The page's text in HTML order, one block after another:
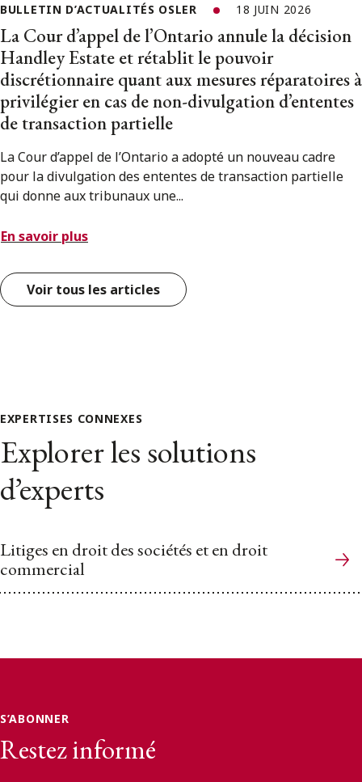
BULLETIN D’ACTUALITÉS OSLER 18 JUIN 2026
La Cour d’appel de l’Ontario annule la décision
Handley Estate et rétablit le pouvoir
discrétionnaire quant aux mesures réparatoires à
privilégier en cas de non-divulgation d’ententes
de transaction partielle
La Cour d’appel de l’Ontario a adopté un nouveau cadre
pour la divulgation des ententes de transaction partielle
qui donne aux tribunaux une...
En savoir plus
Voir tous les articles
EXPERTISES CONNEXES
Explorer les solutions
d’experts
Litiges en droit des sociétés et en droit
commercial
S’ABONNER
Restez informé